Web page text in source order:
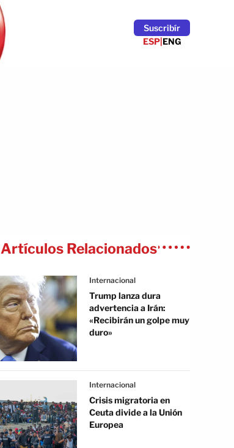
Suscribír
ESP|ENG
Artículos Relacionados
Internacional
Trump lanza dura
advertencia a Irán:
«Recibirán un golpe muy
duro»
Internacional
Crisis migratoria en
Ceuta divide a la Unión
Europea